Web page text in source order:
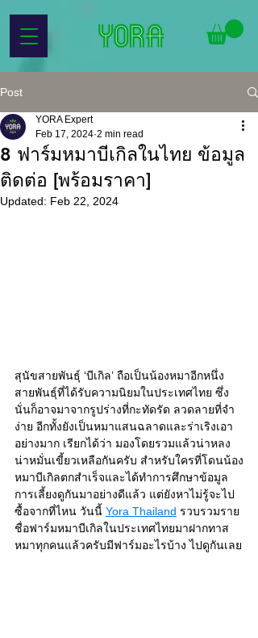
Post
8 ฟาร์มหมาบีเกิลในไทย ข้อมูล
ติดต่อ [พร้อมราคา]
YORA Expert
Feb 17, 2024 2 min read
Updated: Feb 22, 2024
สุนัขสายพันธุ์ ‘บีเกิล’ ถือเป็นน้องหมาอีกหนึ่ง
สายพันธุ์ที่ได้รับความนิยมในประเทศไทย ซึ่ง
นั่นก็อาจมาจากรูปร่างที่กะทัดรัด ลวดลายที่จำ
ง่าย อีกทั้งยังเป็นหมาแสนฉลาดและร่าเริงเอา
อย่างมาก เรียกได้ว่า มองโดยรวมแล้วน่าหลง
น่าหมั่นเขี้ยวเหลือกันครับ สำหรับใครที่โดนน้อง
หมาบีเกิลตกสำเร็จและได้ทำการศึกษาข้อมูล
การเลี้ยงดูกันมาอย่างดีแล้ว แต่ยังหาไม่รู้จะไป
ซื้อจากที่ไหน วันนี้ Yora Thailand รวบรวมราย
ชื่อฟาร์มหมาบีเกิลในประเทศไทยมาฝากทาส
หมาทุกคนแล้วครับมีฟาร์มอะไรบ้าง ไปดูกันเลย